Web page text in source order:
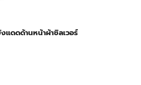
แดดด้านหน้าผ้าซิลเวอร์